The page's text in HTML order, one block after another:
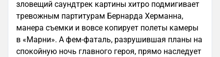
зловещий саундтрек картины хитро подмигивает
тревожным партитурам Бернарда Херманна,
манера съемки и вовсе копирует полеты камеры
в «Марни». А фем-фаталь, разрушившая планы на
спокойную ночь главного героя, прямо наследует